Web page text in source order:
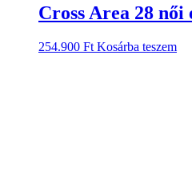
Cross Area 28 női
254.900 Ft Kosárba teszem